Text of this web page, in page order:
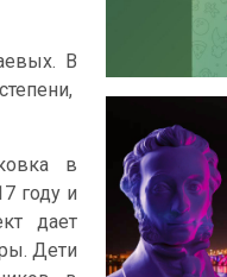
В
в
году и
дает
Дети